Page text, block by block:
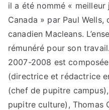
il a été nommé «
Canada » par Paul
canadien Macleans.
rémunéré pour son
2007-2008 est
(directrice et rédactrice
(chef de pupitre
pupitre culture), Thomas